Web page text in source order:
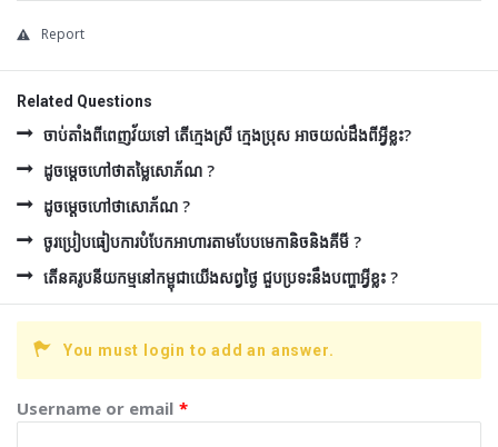
Report
Related Questions
ចាប់តាំងពីពេញវ័យទៅ តើក្មេងស្រី ក្មេងប្រុស អាចយល់ដឹងពីអ្វីខ្លះ?
ដូចម្ដេចហៅថាតម្លៃសោភ័ណ ?
ដូចម្ដេចហៅថាសោភ័ណ ?
ចូរប្រៀបធៀបការបំបែកអាហារតាមបែបមេកានិចនិងគីមី ?
តើនគរូបនីយកម្មនៅកម្ពុជាយើងសព្វថ្ងៃ ជួបប្រទះនឹងបញ្ហាអ្វីខ្លះ ?
You must login to add an answer.
Username or email *